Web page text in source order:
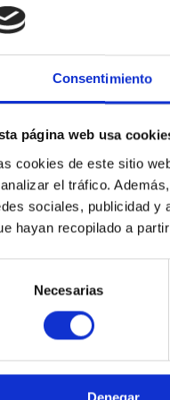
Consentimiento
página web usa
cookies de este sitio
el tráfico.
sociales, publicidad y
hayan recopilado a
Necesarias
Denegar
mayores de
de
perdió su último
seguir vivo en la
de visitante
en el pasado.
ya suma el Cádiz
abril ,cuando se
Nuevo Mirandilla.
disputado